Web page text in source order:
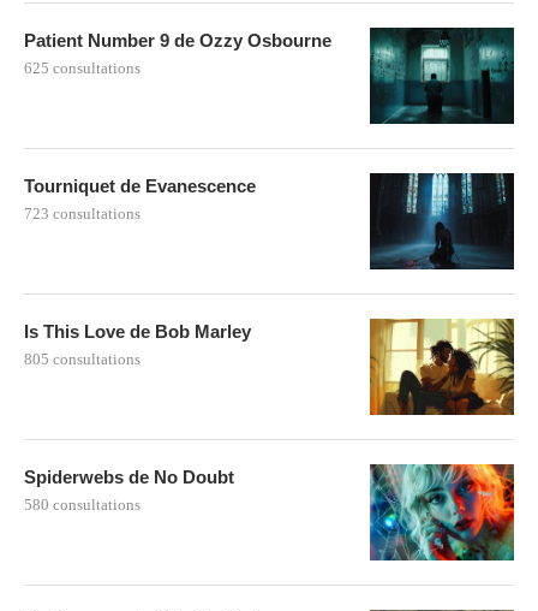
Patient Number 9 de Ozzy Osbourne
625 consultations
Tourniquet de Evanescence
723 consultations
Is This Love de Bob Marley
805 consultations
Spiderwebs de No Doubt
580 consultations